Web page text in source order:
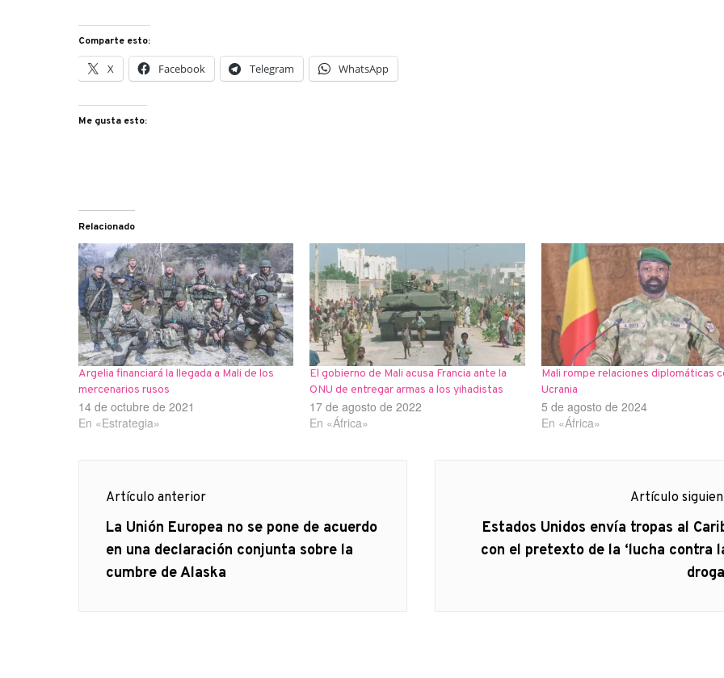
Comparte esto:
X Facebook Telegram WhatsApp
Me gusta esto:
Relacionado
Argelia financiará la llegada a Mali de los
mercenarios rusos
14 de octubre de 2021
En «Estrategia»
El gobierno de Mali acusa Francia ante la
ONU de entregar armas a los yihadistas
17 de agosto de 2022
En «África»
Mali rompe relaciones diplomáticas
Ucrania
5 de agosto de 2024
En «África»
Navegación
de
entradas
Artículo anterior
Artículo
anterior
La Unión Europea no se pone de acuerdo
en una declaración conjunta sobre la
cumbre de Alaska
Artículo
Artículo
siguiente:
Estados Unidos envía tropas al
con el pretexto de la ‘lucha contra